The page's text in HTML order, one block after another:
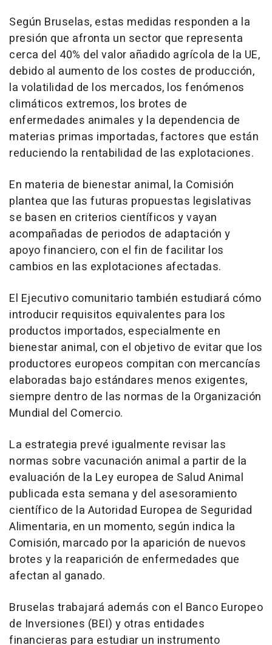
Según Bruselas, estas medidas responden a la
presión que afronta un sector que representa
cerca del 40% del valor añadido agrícola de la UE,
debido al aumento de los costes de producción,
la volatilidad de los mercados, los fenómenos
climáticos extremos, los brotes de
enfermedades animales y la dependencia de
materias primas importadas, factores que están
reduciendo la rentabilidad de las explotaciones.
En materia de bienestar animal, la Comisión
plantea que las futuras propuestas legislativas
se basen en criterios científicos y vayan
acompañadas de periodos de adaptación y
apoyo financiero, con el fin de facilitar los
cambios en las explotaciones afectadas.
El Ejecutivo comunitario también estudiará cómo
introducir requisitos equivalentes para los
productos importados, especialmente en
bienestar animal, con el objetivo de evitar que los
productores europeos compitan con mercancías
elaboradas bajo estándares menos exigentes,
siempre dentro de las normas de la Organización
Mundial del Comercio.
La estrategia prevé igualmente revisar las
normas sobre vacunación animal a partir de la
evaluación de la Ley europea de Salud Animal
publicada esta semana y del asesoramiento
científico de la Autoridad Europea de Seguridad
Alimentaria, en un momento, según indica la
Comisión, marcado por la aparición de nuevos
brotes y la reaparición de enfermedades que
afectan al ganado.
Bruselas trabajará además con el Banco Europeo
de Inversiones (BEI) y otras entidades
financieras para estudiar un instrumento